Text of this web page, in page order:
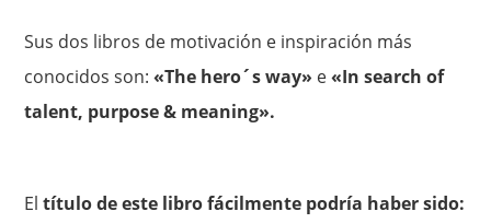
Sus dos libros de motivación e inspiración más
conocidos son:«The hero´s way» e«In search of
talent, purpose & meaning».
El título de este libro fácilmente podría haber sido: